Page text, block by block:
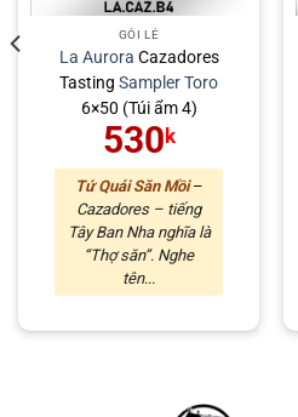
GÓI LẺ
La Aurora Cazadores
Tasting SamplerToro
6×50 (Túi ẩm 4)
530 k
Tứ Quái Săn Mồi–
Cazadores – tiếng
Tây Ban Nha nghĩa là
“Thợ săn”. Nghe
tên...